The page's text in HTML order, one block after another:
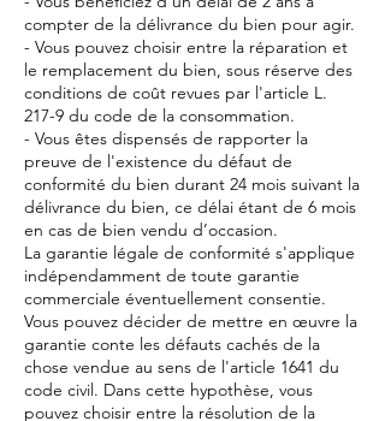
compter de la délivrance du bien pour agir.
- Vous pouvez choisir entre la réparation et
le remplacement du bien, sous réserve des
conditions de coût revues par l'article L.
217-9 du code de la consommation.
- Vous êtes dispensés de rapporter la
preuve de l'existence du défaut de
conformité du bien durant 24 mois suivant la
délivrance du bien, ce délai étant de 6 mois
en cas de bien vendu d’occasion.
La garantie légale de conformité s'applique
indépendamment de toute garantie
commerciale éventuellement consentie.
Vous pouvez décider de mettre en œuvre la
garantie conte les défauts cachés de la
chose vendue au sens de l'article 1641 du
code civil. Dans cette hypothèse, vous
pouvez choisir entre la résolution de la